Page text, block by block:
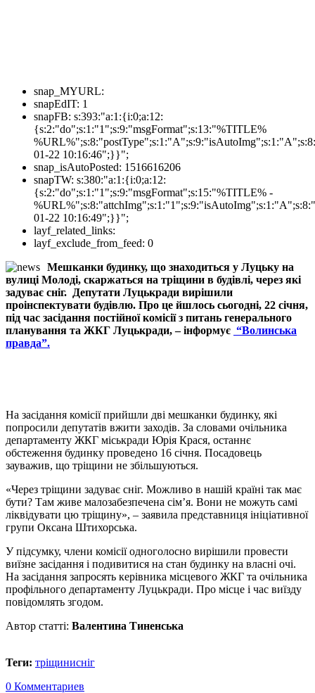
snap_MYURL:
snapEdIT: 1
snapFB: s:393:"a:1:{i:0;a:12:
{s:2:"do";s:1:"1";s:9:"msgFormat";s:13:"%TITLE%
01-22 10:16:46";}}";
snap_isAutoPosted: 1516616206
snapTW: s:380:"a:1:{i:0;a:12:
{s:2:"do";s:1:"1";s:9:"msgFormat";s:15:"%TITLE% -
01-22 10:16:49";}}";
layf_related_links:
layf_exclude_from_feed: 0
Мешканки будинку, що знаходиться у Луцьку на
вулиці Молоді, скаржаться на тріщини в будівлі, через які
задуває сніг. Депутати Луцькради вирішили
проінспектувати будівлю. Про це йшлось сьогодні, 22 січня,
під час засідання постійної комісії з питань генерального
планування та ЖКГ Луцькради, – інформує “Волинська
правда”.
На засідання комісії прийшли дві мешканки будинку, які
попросили депутатів вжити заходів. За словами очільника
департаменту ЖКГ міськради Юрія Крася, останнє
обстеження будинку проведено 16 січня. Посадовець
зауважив, що тріщини не збільшуються.
«Через тріщини задуває сніг. Можливо в нашій країні так має
бути? Там живе малозабезпечена сім’я. Вони не можуть самі
ліквідувати цю тріщину», – заявила представниця ініціативної
групи Оксана Штихорська.
У підсумку, члени комісії одноголосно вирішили провести
виїзне засідання і подивитися на стан будинку на власні очі.
На засідання запросять керівника місцевого ЖКГ та очільника
профільного департаменту Луцькради. Про місце і час виїзду
повідомлять згодом.
Автор статті: Валентина Тиненська
Теги: тріщинисніг
0 Комментариев